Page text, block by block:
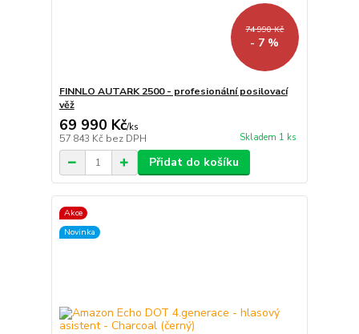
74 990 Kč
- 7 %
FINNLO AUTARK 2500 - profesionální posilovací
věž
69 990 Kč/ks
57 843 Kč bez DPH Skladem 1 ks
Přidat do košíku
Akce
Novinka